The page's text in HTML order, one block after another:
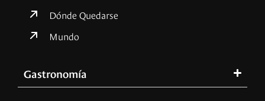
Dónde Quedarse
Mundo
Gastronomía